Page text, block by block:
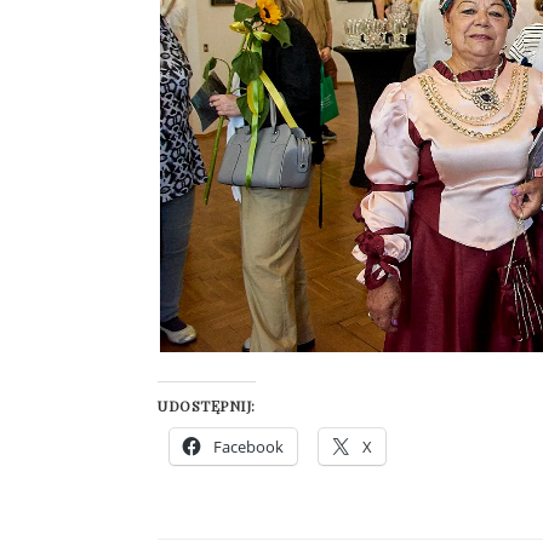
UDOSTĘPNIJ:
Facebook X